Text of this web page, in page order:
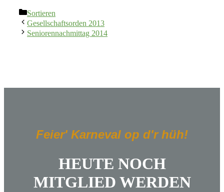
Kategorien
Sortieren
Gesellschaftsorden 2013
Seniorennachmittag 2014
Feier' Karneval op d'r hüh!
HEUTE NOCH
MITGLIED WERDEN